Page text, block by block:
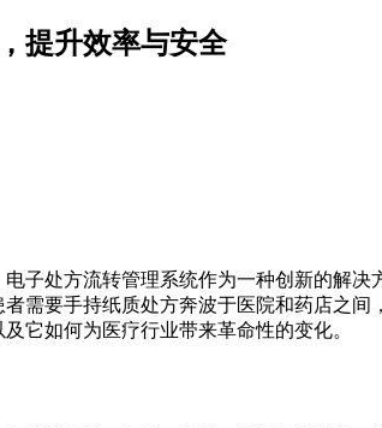
提升效率与安全
子处方流转管理系统作为一种创新的解
需要手持纸质处方奔波于医院和药店之
它如何为医疗行业带来革命性的变化。